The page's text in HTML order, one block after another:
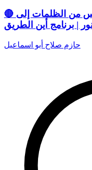
🔴 كيف تم ترتيب خطوات إخراج الناس من الظلمات إلى
| برنامج أين الطريق
حازم صلاح أبو اسماعيل